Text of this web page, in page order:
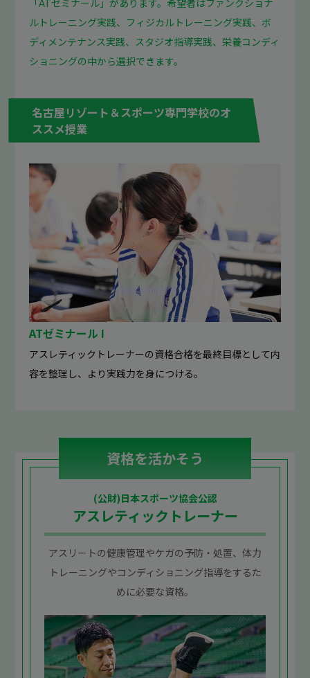
ルトレーニング実践、フィジカルトレーニング実践、ボ
ディメンテナンス実践、スタジオ指導実践、栄養コンディ
ショニングの中から選択できます。
名古屋リゾート＆スポーツ専門学校のオ
ススメ授業
ATゼミナール I
アスレティックトレーナーの資格合格を最終目標として内
容を整理し、より実践力を身につける。
資格を活かそう
(公財)日本スポーツ協会公認
アスレティックトレーナー
アスリートの健康管理やケガの予防・処置、体力
トレーニングやコンディショニング指導をするた
めに必要な資格。